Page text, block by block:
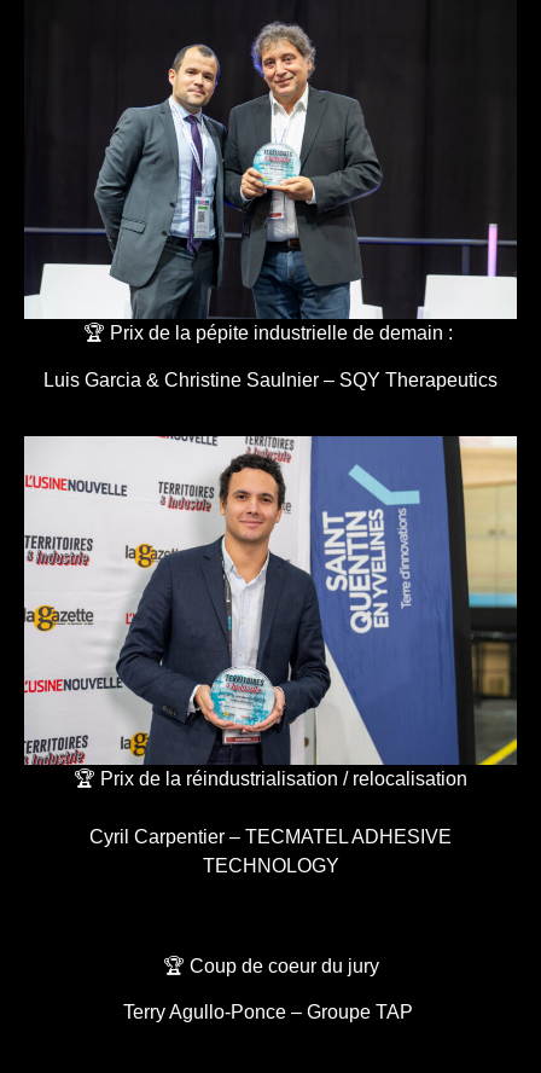
🏆 Prix de la pépite industrielle de demain :
Luis Garcia & Christine Saulnier – SQY Therapeutics
🏆 Prix de la réindustrialisation / relocalisation
Cyril Carpentier – TECMATEL ADHESIVE
TECHNOLOGY
🏆 Coup de coeur du jury
Terry Agullo-Ponce – Groupe TAP